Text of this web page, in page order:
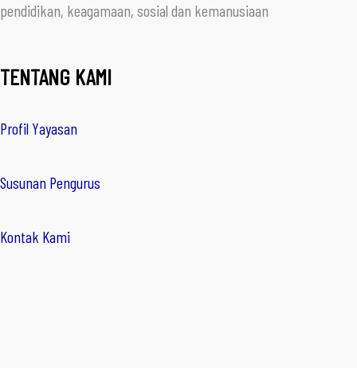
pendidikan, keagamaan, sosial dan kemanusiaan
TENTANG KAMI
Profil Yayasan
Susunan Pengurus
Kontak Kami